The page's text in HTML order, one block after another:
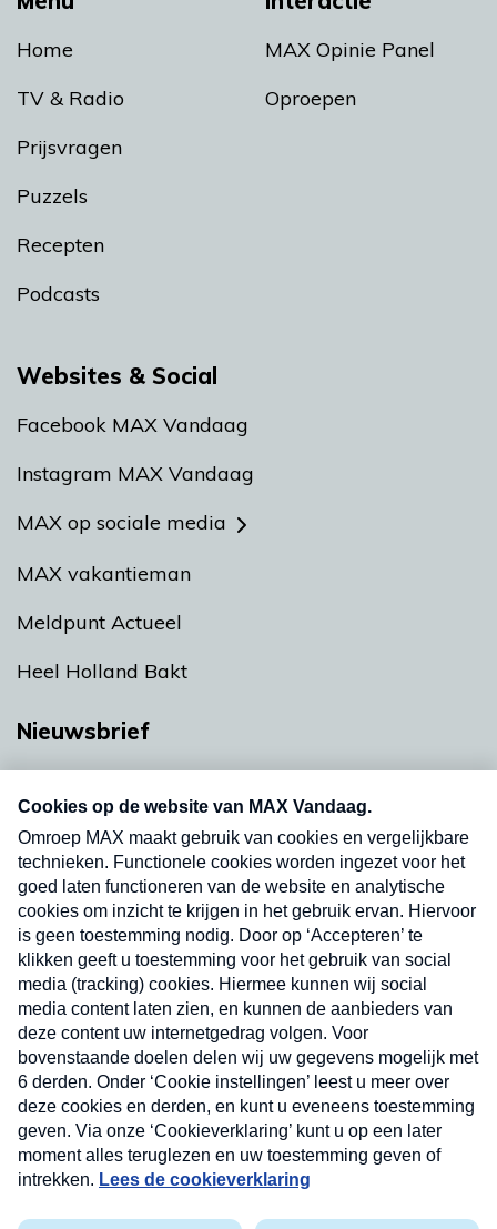
Home
TV & Radio
Prijsvragen
Puzzels
Recepten
Podcasts
MAX Opinie Panel
Oproepen
Websites & Social
Facebook MAX Vandaag
Instagram MAX Vandaag
MAX op sociale media
MAX vakantieman
Meldpunt Actueel
Heel Holland Bakt
Nieuwsbrief
nieuwsbrief. Elke vrijdag- en dinsdagochtend in
uw mailbox.
Verzend
Nieuwsbrief
Neem hier een gratis abonnement op onze
nieuwsbrief. Elke vrijdag- en dinsdagochtend in uw